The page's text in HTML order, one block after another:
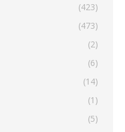
(423)
(473)
(2)
(6)
(14)
(1)
(5)